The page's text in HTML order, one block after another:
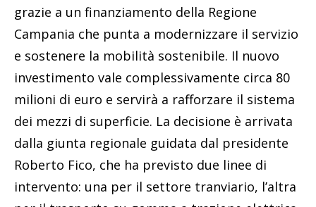
grazie a un finanziamento della Regione
Campania che punta a modernizzare il servizio
e sostenere la mobilità sostenibile. Il nuovo
investimento vale complessivamente circa 80
milioni di euro e servirà a rafforzare il sistema
dei mezzi di superficie. La decisione è arrivata
dalla giunta regionale guidata dal presidente
Roberto Fico, che ha previsto due linee di
intervento: una per il settore tranviario, l’altra